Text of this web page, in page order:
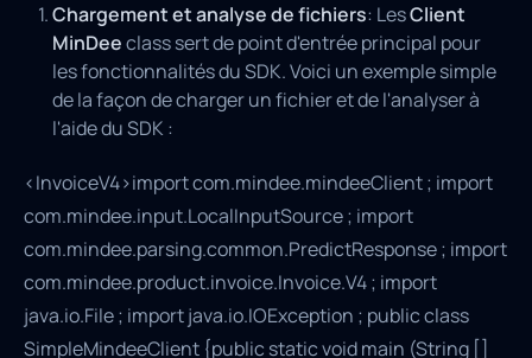
Chargement et analyse de fichiers: LesClient
MinDeeclass sert de point d'entrée principal pour
les fonctionnalités du SDK. Voici un exemple simple
de la façon de charger un fichier et de l'analyser à
l'aide du SDK :
<InvoiceV4>import com.mindee.mindeeClient ; import
com.mindee.input.LocalInputSource ; import
com.mindee.parsing.common.PredictResponse ; import
com.mindee.product.invoice.Invoice.V4 ; import
java.io.File ; import java.io.IOException ; public class
SimpleMindeeClient {public static void main (String []